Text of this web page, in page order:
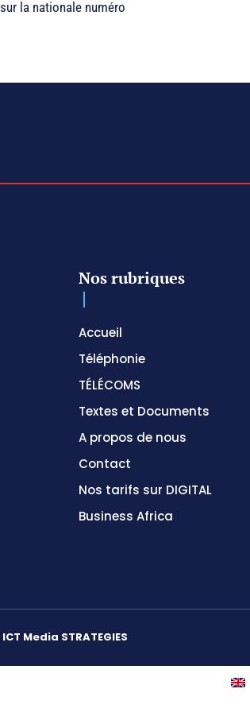
Nos rubriques
Accueil
Téléphonie
TÉLÉCOMS
Textes et Documents
A propos de nous
Contact
Nos tarifs sur DIGITAL
Business Africa
ICT Media STRATEGIES